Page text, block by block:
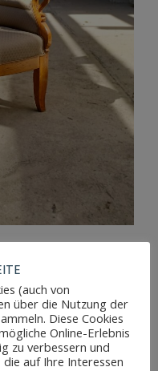
(auch von
über die Nutzung der
Diese Cookies
Online-Erlebnis
zu verbessern und
auf Ihre Interessen